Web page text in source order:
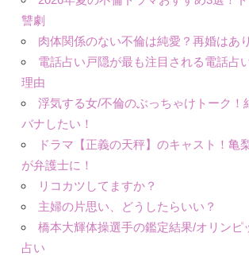
讐劇
肉体関係のない不倫は純愛？再婚はあ
電話占い戸隠が最も注目される電話占
理由
浮気する女/不倫のぶっちゃけトーク！
バナしたい！
ドラマ【正義の天秤】のキャスト！亀
が弁護士に！
リコカツしてますか？
主婦の片思い、どうしたらいい？
橋本大輝体操選手の鑑定結果/オリンピ
占い